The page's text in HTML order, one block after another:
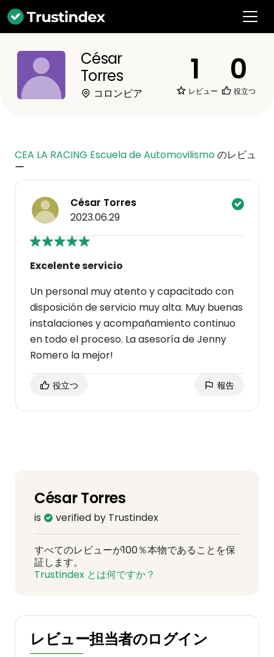
César
Torres
コロンビア
1
レビュー
0
役立つ
CEA LA RACING Escuela de Automovilismoのレビュ
ー
César Torres
2023.06.29
Excelente servicio
Un personal muy atento y capacitado con
disposición de servicio muy alta. Muy buenas
instalaciones y acompañamiento continuo
en todo el proceso. La asesoría de Jenny
Romero la mejor!
役立つ 報告
César Torres
is verified by Trustindex
すべてのレビューが100％本物であることを保
証します。
Trustindex とは何ですか？
レビュー担当者のログイン